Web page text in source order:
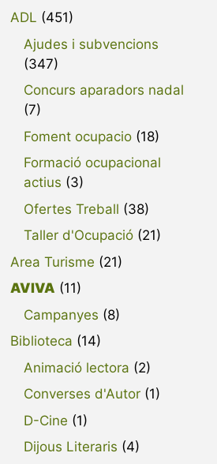
ADL (451)
Ajudes i subvencions
(347)
Concurs aparadors nadal
(7)
Foment ocupacio (18)
Formació ocupacional
actius (3)
Ofertes Treball (38)
Taller d'Ocupació (21)
Area Turisme (21)
AVIVA (11)
Campanyes (8)
Biblioteca (14)
Animació lectora (2)
Converses d'Autor (1)
D-Cine (1)
Dijous Literaris (4)